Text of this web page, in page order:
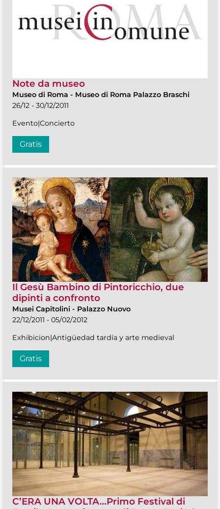
Note da museo
Museo di Roma - Museo di Roma Palazzo Braschi
26/12 - 30/12/2011
Evento|Concierto
Gratis
Il Gesù Bambino di Pintoricchio, due
dipinti a confronto
Musei Capitolini - Palazzo Nuovo
22/12/2011 - 05/02/2012
Exhibicion|Antigüedad tardía y arte medieval
Gratis
C’ERA UNA VOLTA…Primo Festival di